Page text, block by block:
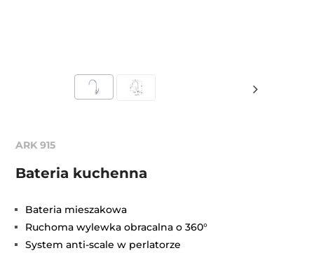
ARK 915
Bateria kuchenna
Bateria mieszakowa
Ruchoma wylewka obracalna o 360°
System anti-scale w perlatorze